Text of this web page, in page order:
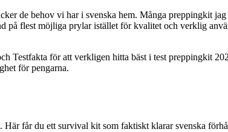
de behov vi har i svenska hem. Många preppingkit
flest möjliga prylar istället för kvalitet och verklig
Testfakta för att verkligen hitta bäst i test preppingkit
för pengarna.
får du ett survival kit som faktiskt klarar svenska